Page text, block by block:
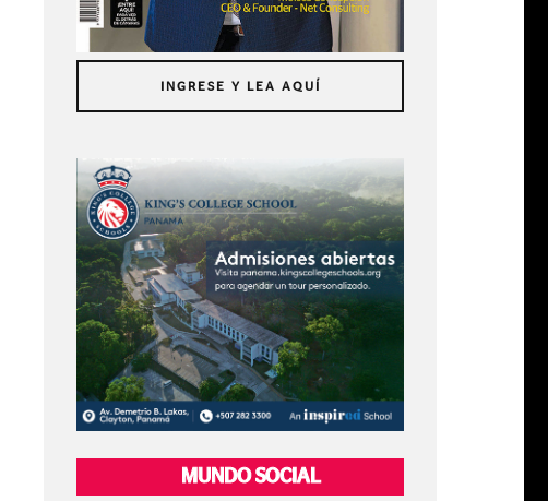
INGRESE Y LEA AQUÍ
MUNDO SOCIAL